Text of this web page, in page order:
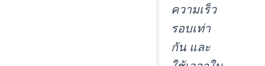
ความเร็ว
รอบเท่า
กัน และ